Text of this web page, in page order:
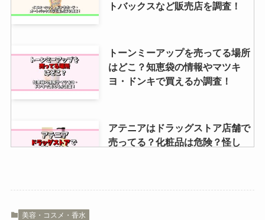
売店を調査
均やドンキで買える？
トバックスなど販売店を調査！
トーンミーアップを売ってる場所
はどこ？知恵袋の情報やマツキ
ヨ・ドンキで買えるか調査！
アテニアはドラッグストア店舗で
売ってる？化粧品は危険？怪し
美容・コスメ・香水